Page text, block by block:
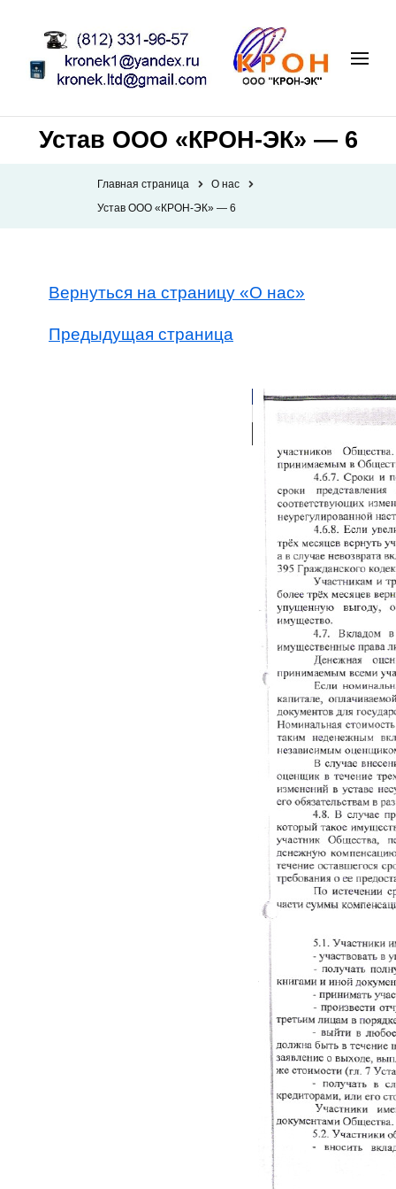
Устав ООО «КРОН-ЭК» — 6
Главная страница
О нас
Устав ООО «КРОН-ЭК» — 6
Вернуться на страницу «О нас»
Предыдущая страница